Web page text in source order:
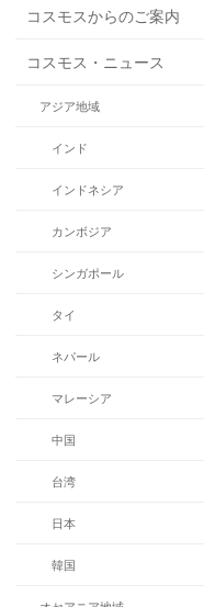
コスモスからのご案内
コスモス・ニュース
アジア地域
インド
インドネシア
カンボジア
シンガポール
タイ
ネパール
マレーシア
中国
台湾
日本
韓国